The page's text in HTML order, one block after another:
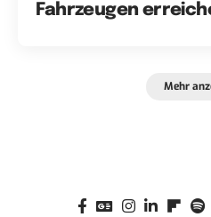
Fahrzeugen
Mehr